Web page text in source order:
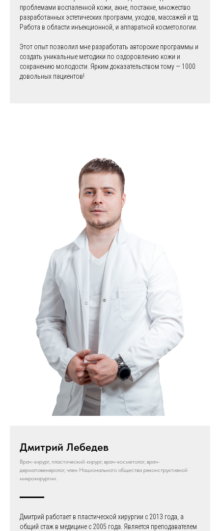
проблемами воспаленной кожи, акне, постакне, множество
разработанных эстетических программ, уходов, массажей и тд.
Работа в области инъекционной, и аппаратной косметологии.
Этот опыт позволил мне разработать авторские программы и
создать уникальные методики по оздоровлению кожи и
сохранению молодости. Ярким доказательством тому — 1000
довольных пациентов!
Дмитрий Лебедев
Врач-хирург, пластический хирург, врач-косметолог, врач-
дерматовенеролог, член Национального общества реконструктивной
микрохирургии.
Дмитрий работает в пластической хирургии c 2013 года, а
общий стаж в медицине с 2005 года. Является преподавателем